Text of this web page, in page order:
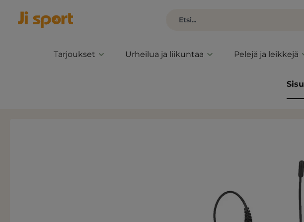
Tarjoukset Urheilua ja liikuntaa Pelejä ja leikkejä